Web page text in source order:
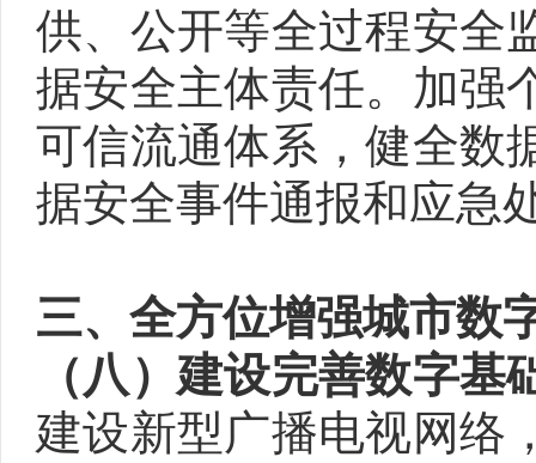
供、公开等全过程安全
据安全主体责任。加强
可信流通体系，健全数
据安全事件通报和应急
三、全方位增强城市数
（八）建设完善数字基
建设新型广播电视网络